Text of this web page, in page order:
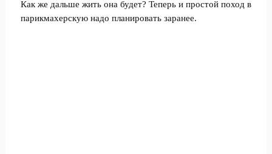
Как же дальше жить она будет? Теперь и простой поход в
парикмахерскую надо планировать заранее.